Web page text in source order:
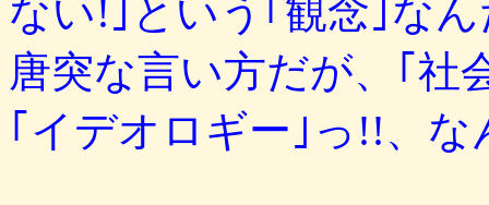
ない!｣という｢観念｣な
唐突な言い方だが、｢社
｢イデオロギー｣っ!!、な